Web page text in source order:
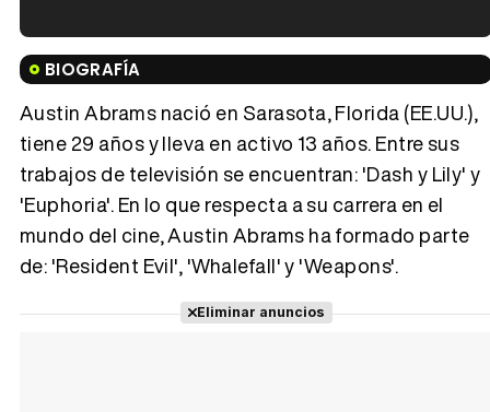
Tráiler en español de 'La isla olvidada'
Tráiler 'Vida perra' (2026)
BIOGRAFÍA
Austin Abrams nació en Sarasota, Florida (EE.UU.),
tiene 29 años y lleva en activo 13 años. Entre sus
trabajos de televisión se encuentran: 'Dash y Lily' y
'Euphoria'. En lo que respecta a su carrera en el
mundo del cine, Austin Abrams ha formado parte
de: 'Resident Evil', 'Whalefall' y 'Weapons'.
Eliminar anuncios